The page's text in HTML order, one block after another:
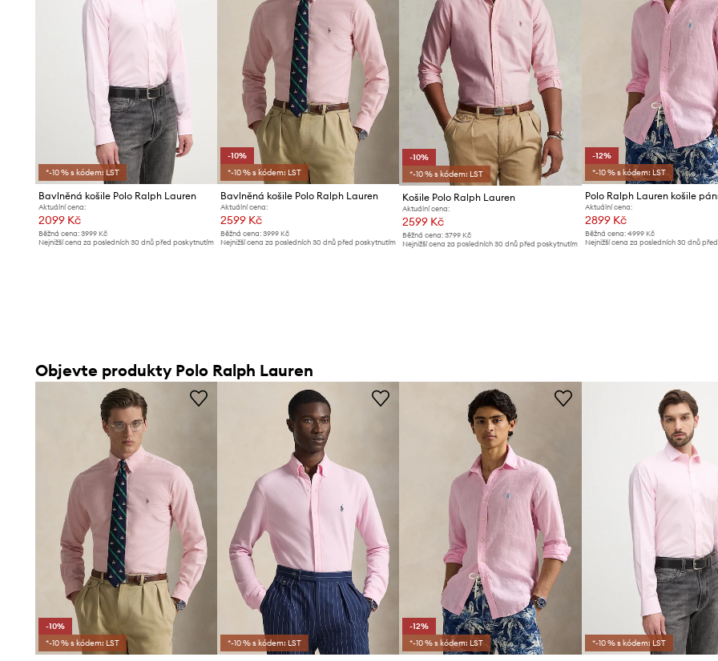
*-10 % s kódem: LST
Bavlněná košile Polo Ralph Lauren
Aktuální cena:
2099 Kč
Běžná cena: 3999 Kč
Nejnižší cena za posledních 30 dnů před poskytnutím
-10%
*-10 % s kódem: LST
Bavlněná košile Polo Ralph Lauren
Aktuální cena:
2599 Kč
Běžná cena:3999 Kč
Nejnižší cena za posledních 30 dnů před poskytnutím
-10%
*-10 % s kódem: LST
Košile Polo Ralph Lauren
Aktuální cena:
2599 Kč
Běžná cena: 3799 Kč
Nejnižší cena za posledních 30 dnů před poskytnutím
-12%
*-10 % s kódem: LST
Aktuální cena:
2899 Kč
Běžná cena: 4999 Kč
Nejnižší cena za posledních 30 dnů
Objevte produkty Polo Ralph Lauren
-10%
*-10 % s kódem: LST
*-10 % s kódem: LST
-12%
*-10 % s kódem: LST
*-10 % s kódem: LST